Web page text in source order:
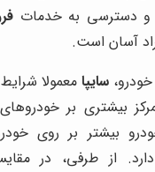
و دسترسی به خدمات
آسان است.
سایپا معمولا
بیشتری بر
بیشتر بر روی
دارد. از طرفی، در